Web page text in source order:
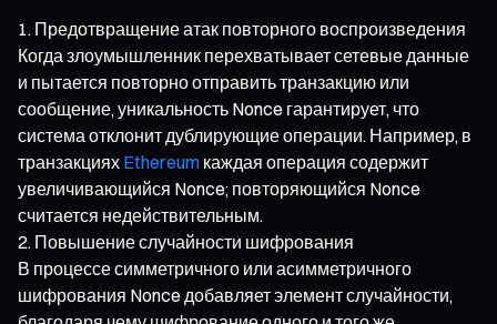
Предотвращение атак повторного воспроизведения
Когда злоумышленник перехватывает сетевые данные
и пытается повторно отправить транзакцию или
сообщение, уникальность Nonce гарантирует, что
система отклонит дублирующие операции. Например, в
транзакциях Ethereum каждая операция содержит
увеличивающийся Nonce; повторяющийся Nonce
считается недействительным.
Повышение случайности шифрования
В процессе симметричного или асимметричного
шифрования Nonce добавляет элемент случайности,